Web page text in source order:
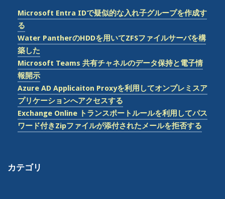
オ
会
議
録
画
の
存
場
所
の
ー
シ
ョ
ン
Microsoft Entra IDで疑似的な入れ子グループを作成す
る
Water PantherのHDDを用いてZFSファイルサーバを構
築した
Microsoft Teams 共有チャネルのデータ保持と電子情
報開示
Azure AD Applicaiton Proxyを利用してオンプレミスア
プリケーションへアクセスする
Exchange Online トランスポートルールを利用してパス
ワード付きZipファイルが添付されたメールを拒否する
カテゴリ